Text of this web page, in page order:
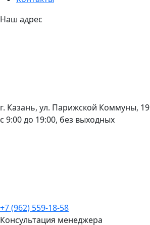
Наш адрес
г. Казань, ул. Парижской Коммуны, 19
с 9:00 до 19:00, без выходных
+7 (962) 559-18-58
Консультация менеджера